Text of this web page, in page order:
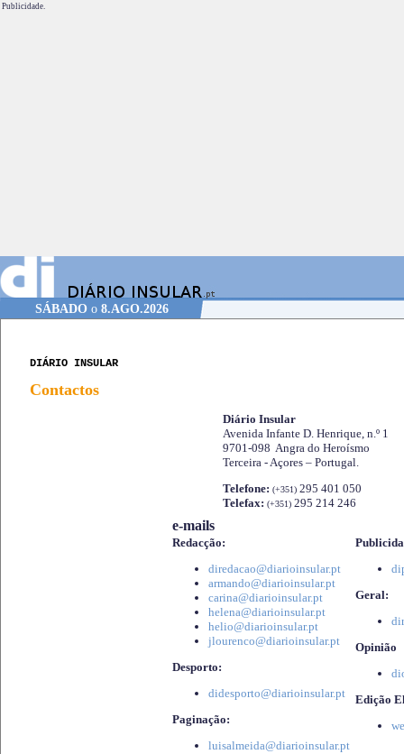
Publicidade.
SÁBADOo 8.AGO.2026
DIÁRIO INSULAR
Contactos
Diário Insular
Avenida Infante D. Henrique, n.º 1
9701-098 Angra do Heroísmo
Terceira - Açores – Portugal.
Telefone: (+351) 295 401 050
Telefax: (+351) 295 214 246
e-mails
Redacção:
diredacao@diarioinsular.pt
armando@diarioinsular.pt
carina@diarioinsular.pt
helena@diarioinsular.pt
helio@diarioinsular.pt
jlourenco@diarioinsular.pt
Desporto:
didesporto@diarioinsular.pt
Paginação:
luisalmeida@diarioinsular.pt
Geral:
Opinião
Edição